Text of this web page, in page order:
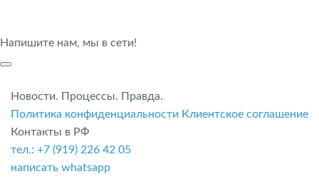
Напишите нам, мы в сети!
Новости. Процессы. Правда.
Политика конфиденциальности Клиентское соглашение
Контакты в РФ
тел.: +7 (919) 226 42 05
написать whatsapp